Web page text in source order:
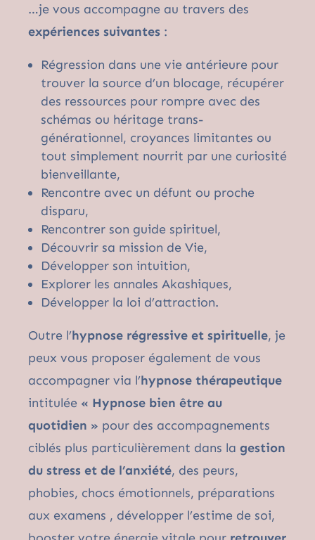
…je vous accompagne au travers des
expériences suivantes :
Régression dans une vie antérieure pour
trouver la source d’un blocage, récupérer
des ressources pour rompre avec des
schémas ou héritage trans-
générationnel, croyances limitantes ou
tout simplement nourrit par une curiosité
bienveillante,
Rencontre avec un défunt ou proche
disparu,
Rencontrer son guide spirituel,
Découvrir sa mission de Vie,
Développer son intuition,
Explorer les annales Akashiques,
Développer la loi d’attraction.
Outre l’hypnose régressive et spirituelle, je
peux vous proposer également de vous
accompagner via l’hypnose thérapeutique
intitulée « Hypnose bien être au
quotidien » pour des accompagnements
ciblés plus particulièrement dans la gestion
du stress et de l’anxiété, des peurs,
phobies, chocs émotionnels, préparations
aux examens , développer l’estime de soi,